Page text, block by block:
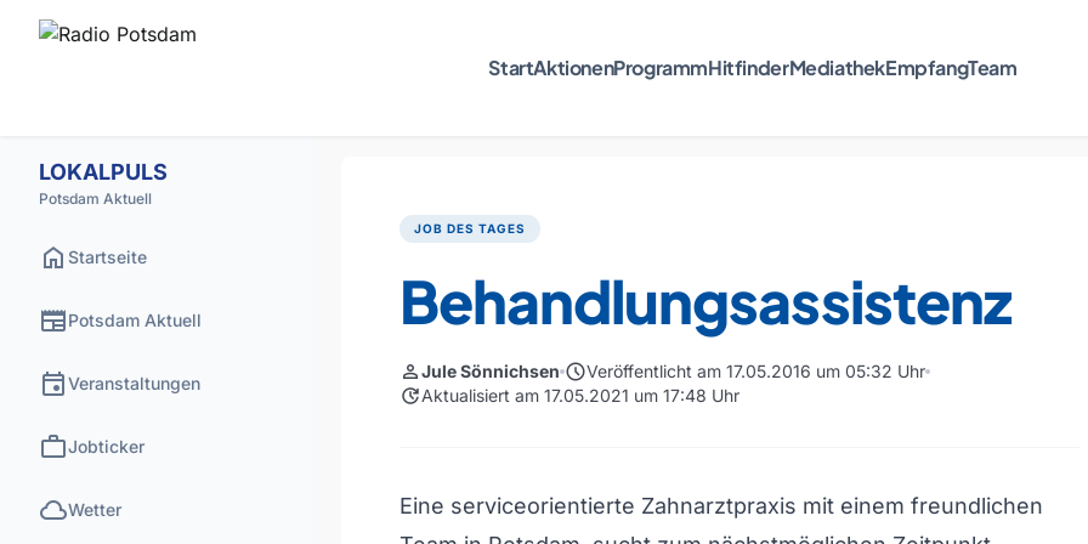
StartAktionenProgrammHitfinderMediathekEmpfangTeam
LOKALPULS
Potsdam Aktuell
home Startseite
newspaperPotsdam Aktuell
eventVeranstaltungen
workJobticker
cloudWetter
JOB DES TAGES
Behandlungsassistenz
personJule Sönnichsen scheduleVeröffentlicht am 17.05.2016 um 05:32 Uhr
updateAktualisiert am 17.05.2021 um 17:48 Uhr
Eine serviceorientierte Zahnarztpraxis mit einem freundlichen